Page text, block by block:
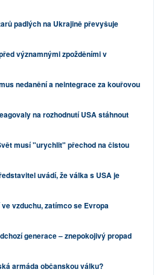
padlých na Ukrajině převyšuje
významnými zpožděními v
nedanění a neintegrace za kouřovou
na rozhodnutí USA stáhnout
musí "urychlit" přechod na čistou
uvádí, že válka s USA je
vzduchu, zatímco se Evropa
generace – znepokojivý propad
armáda občanskou válku?